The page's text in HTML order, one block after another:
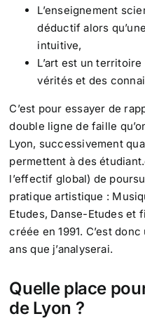
L’enseignement
déductif alors
intuitive,
L’art est un
vérités et des
C’est pour essayer de
double ligne de faille
Lyon, successivement
permettent à des
l’effectif global) de
pratique artistique :
Etudes, Danse-Etudes et
créée en 1991. C’est
ans que j’analyserai.
Quelle place
de Lyon ?